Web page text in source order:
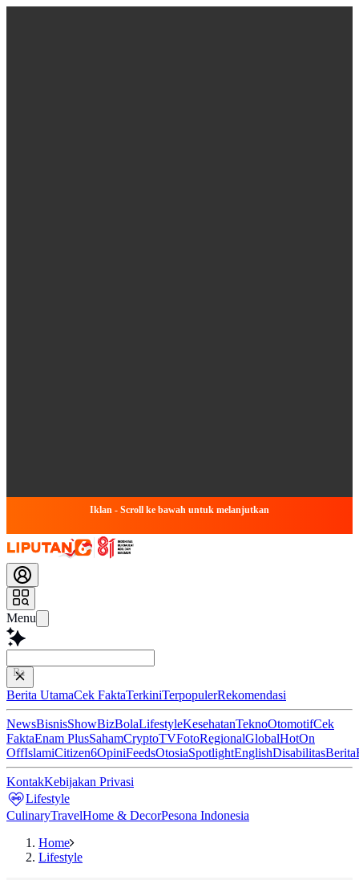
Iklan - Scroll ke bawah untuk melanjutkan
Menu
Baca lebih cep
Berita UtamaCek FaktaTerkiniTerpopulerRekomendasi
NewsBisnisShowBizBolaLifestyleKesehatanTeknoOtomotifCek
FaktaEnam PlusSahamCryptoTVFotoRegionalGlobalHotOn
OffIslamiCitizen6OpiniFeedsOtosiaSpotlightEnglishDisabilitasBerita
KontakKebijakan Privasi
Lifestyle
CulinaryTravelHome & DecorPesona Indonesia
Home
Lifestyle